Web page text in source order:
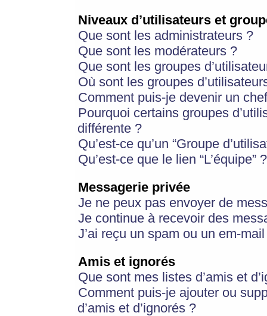
Niveaux d’utilisateurs et
Que sont les administrateurs ?
Que sont les modérateurs ?
Que sont les groupes
Où sont les groupes
Comment puis-je devenir un
Pourquoi certains groupes
différente ?
Qu’est-ce qu’un “Groupe
Qu’est-ce que le lien “L’équipe” ?
Messagerie privée
Je ne peux pas envoyer de
Je continue à recevoir des
J’ai reçu un spam ou un em-
Amis et ignorés
Que sont mes listes d’amis et
Comment puis-je ajouter ou
d’amis et d’ignorés ?